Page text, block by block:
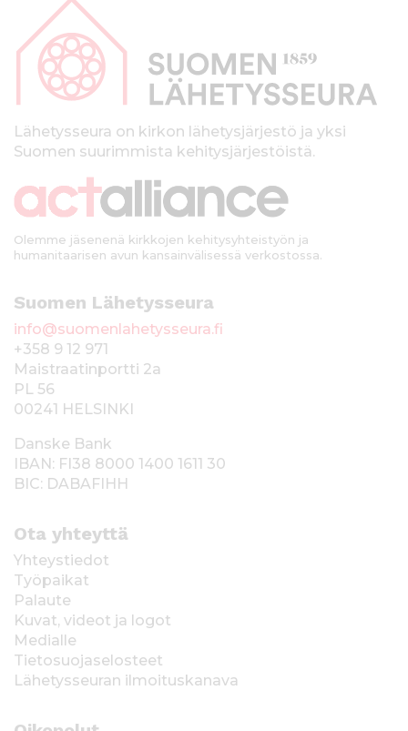
p
kLähetysseura on kirkon lähetysjärjestö ja yksi
Suomen suurimmista kehitysjärjestöistä.
Olemme jäsenenä kirkkojen kehitysyhteistyön ja
humanitaarisen avun kansainvälisessä verkostossa.
Suomen Lähetysseura
info@suomenlahetysseura.fi
+358 9 12 971
Maistraatinportti 2a
PL 56
00241 HELSINKI
Danske Bank
IBAN: FI38 8000 1400 1611 30
BIC: DABAFIHH
Ota yhteyttä
Yhteystiedot
Työpaikat
Palaute
Kuvat, videot ja logot
Medialle
Tietosuojaselosteet
Lähetysseuran ilmoituskanava